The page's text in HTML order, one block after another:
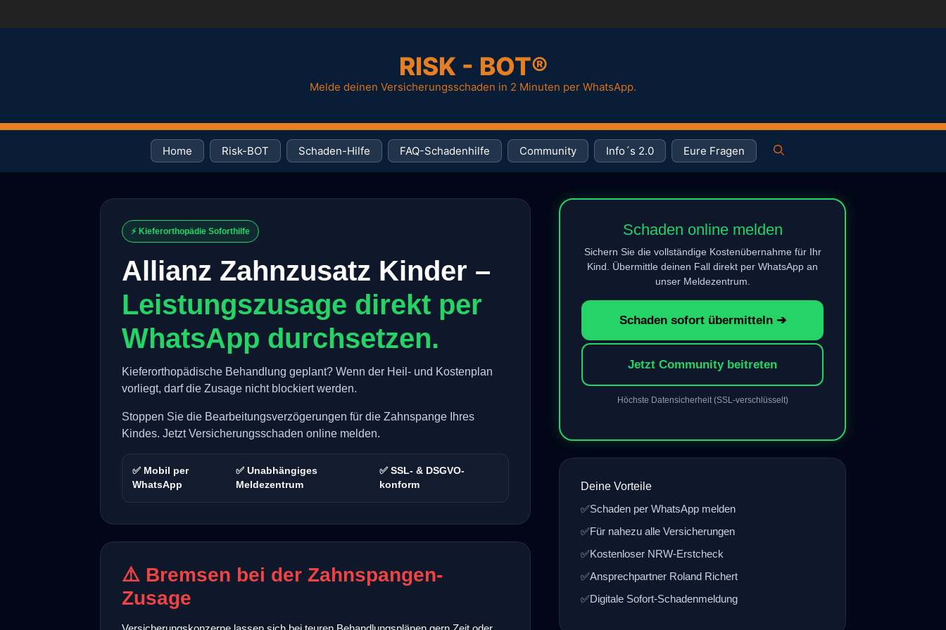
RISK - BOT®
Melde deinen Versicherungsschaden in 2 Minuten per WhatsApp.
Home Risk-BOT Schaden-Hilfe FAQ-Schadenhilfe Community Info´s 2.0 Eure Fragen
⚡ Kieferorthopädie Soforthilfe
Allianz Zahnzusatz Kinder –
Leistungszusage direkt per
WhatsApp durchsetzen.
Kieferorthopädische Behandlung geplant? Wenn der Heil- und Kostenplan
vorliegt, darf die Zusage nicht blockiert werden.
Stoppen Sie die Bearbeitungsverzögerungen für die Zahnspange Ihres
Kindes. Jetzt Versicherungsschaden online melden.
✅ Mobil per
WhatsApp
✅ Unabhängiges
Meldezentrum
✅ SSL- & DSGVO-
konform
⚠️ Bremsen bei der Zahnspangen-
Zusage
Schaden online melden
Sichern Sie die vollständige Kostenübernahme für Ihr
Kind. Übermittle deinen Fall direkt per WhatsApp an
unser Meldezentrum.
Schaden sofort übermitteln ➔
Jetzt Community beitreten
Höchste Datensicherheit (SSL-verschlüsselt)
Deine Vorteile
✅Schaden per WhatsApp melden
✅Für nahezu alle Versicherungen
✅Kostenloser NRW-Erstcheck
✅Ansprechpartner Roland Richert
✅Digitale Sofort-Schadenmeldung